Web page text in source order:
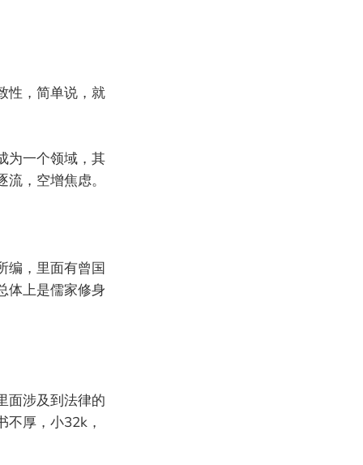
性，简单说，就
为一个领域，其
，空增焦虑。
编，里面有曾国
体上是儒家修身
面涉及到法律的
不厚，小32k，